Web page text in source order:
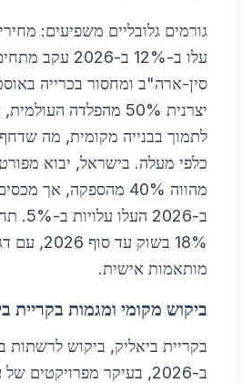
גורמים גלובליים משפיעים:
עלו ב-12% ב-2026
סין-ארה"ב ומחסור בכרייה
יצרנית 50% מהפלדה
לתמוך בבנייה מקומית, מה
כלפי מעלה. בישראל, יבוא
מהווה 40% מהספקה, אך
ב-2026
18% בשוק
מותאמות אישית.
ביקוש מקומי ומגמות בקריית
ב-2026, בעיקר מפרויקטים